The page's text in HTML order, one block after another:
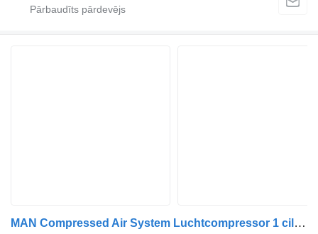
MAN Compressed Air System Luchtcompressor 1 cil 51541007071 pneimatiskais kompresors paredzēts kravas automašīnas